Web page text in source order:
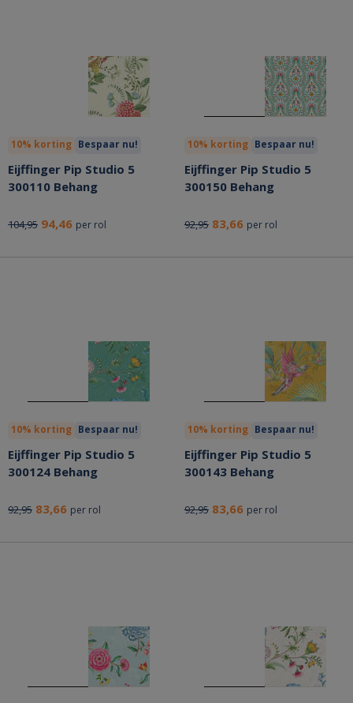
10% korting Bespaar nu!
Eijffinger Pip Studio 5
300110 Behang
104,95 94,46 per rol
10% korting Bespaar nu!
Eijffinger Pip Studio 5
300150 Behang
92,95 83,66 per rol
10% korting Bespaar nu!
Eijffinger Pip Studio 5
300124 Behang
92,95 83,66 per rol
10% korting Bespaar nu!
Eijffinger Pip Studio 5
300143 Behang
92,95 83,66 per rol